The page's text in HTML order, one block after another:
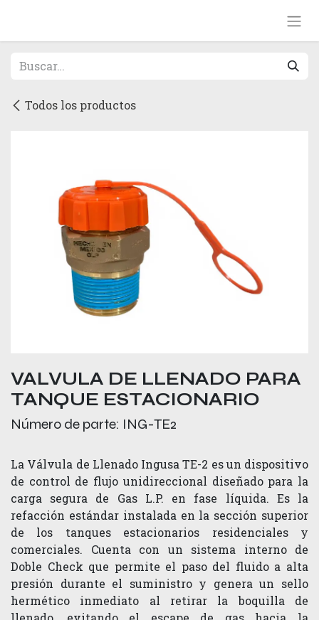
Todos los productos
VALVULA DE LLENADO PARA
TANQUE ESTACIONARIO
Número de parte: ING-TE2
La Válvula de Llenado Ingusa TE-2 es un dispositivo
de control de flujo unidireccional diseñado para la
carga segura de Gas L.P. en fase líquida. Es la
refacción estándar instalada en la sección superior
de los tanques estacionarios residenciales y
comerciales. Cuenta con un sistema interno de
Doble Check que permite el paso del fluido a alta
presión durante el suministro y genera un sello
hermético inmediato al retirar la boquilla de